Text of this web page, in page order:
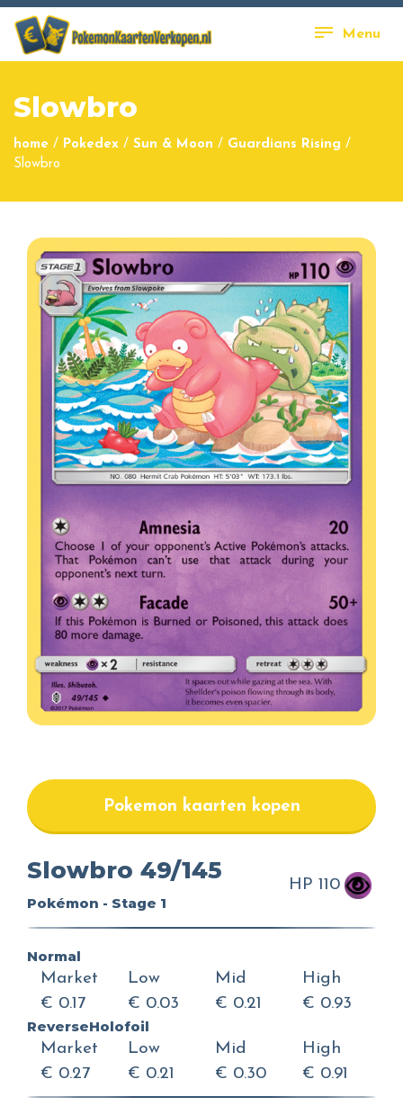
Menu
Slowbro
home / Pokedex / Sun & Moon / Guardians Rising /
Slowbro
Pokemon kaarten kopen
Slowbro 49/145
Pokémon - Stage 1
HP 110
Normal
Market
€ 0.17
Low
€ 0.03
Mid
€ 0.21
High
€ 0.93
ReverseHolofoil
Market
€ 0.27
Low
€ 0.21
Mid
€ 0.30
High
€ 0.91